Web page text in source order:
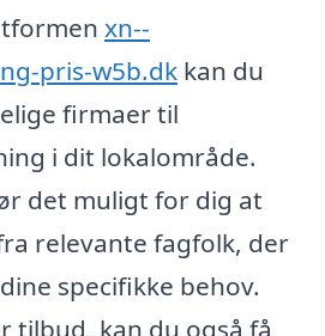
xn--
pris-w5b.dk kan du
firmaer til
i dit lokalområde.
det muligt for dig at
relevante fagfolk, der
specifikke behov.
tilbud, kan du også få